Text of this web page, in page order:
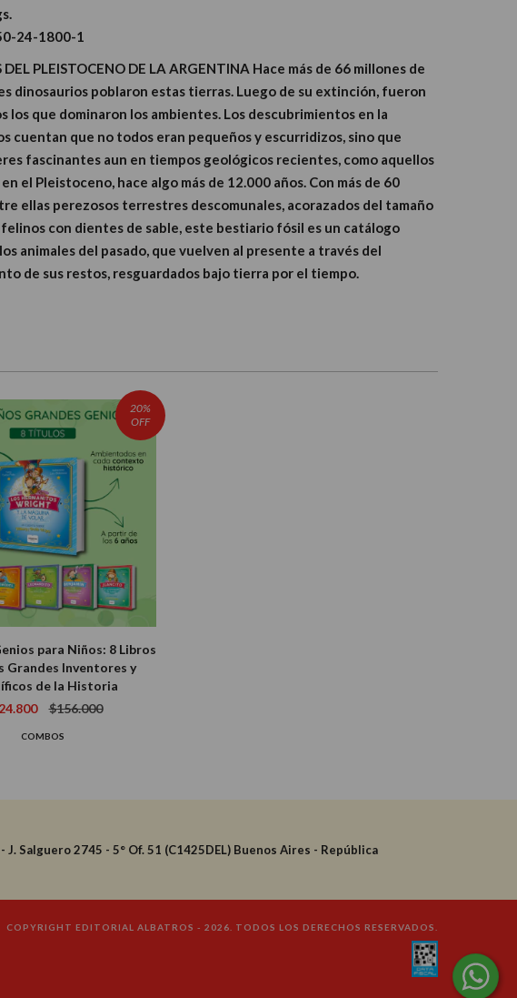
24-1800-1
DEL PLEISTOCENO DE LA ARGENTINA Hace más de 66 millones de
dinosaurios poblaron estas tierras. Luego de su extinción, fueron
los que dominaron los ambientes. Los descubrimientos en la
cuentan que no todos eran pequeños y escurridizos, sino que
fascinantes aun en tiempos geológicos recientes, como aquellos
el Pleistoceno, hace algo más de 12.000 años. Con más de 60
ellas perezosos terrestres descomunales, acorazados del tamaño
con dientes de sable, este bestiario fósil es un catálogo
animales del pasado, que vuelven al presente a través del
de sus restos, resguardados bajo tierra por el tiempo.
20%
OFF
para Niños: 8 Libros
Grandes Inventores y
de la Historia
$156.000
COMBOS
J. Salguero 2745 - 5° Of. 51 (C1425DEL) Buenos Aires - República
COPYRIGHT EDITORIAL ALBATROS - 2026. TODOS LOS DERECHOS RESERVADOS.